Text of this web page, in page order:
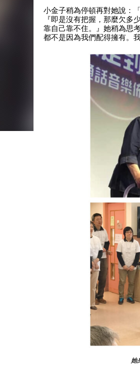
小金子稍為停頓再對她說：
『即是沒有把握，那麼欠多
靠自己靠不住。』她稍為思
都不是因為我們配得擁有。
她